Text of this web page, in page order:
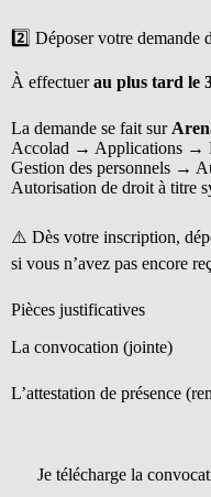
2️⃣ Déposer votre demande
À effectuerau plus tard le
La demande se fait sur
Accolad → Applications →
Gestion des personnels →
Autorisation de droit à titre
⚠️ Dès votre inscription,
si vous n’avez pas encore
Pièces justificatives
La convocation (jointe)
L’attestation de présence
Je télécharge la